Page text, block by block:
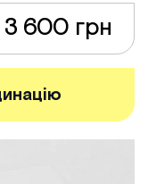
3 600 грн